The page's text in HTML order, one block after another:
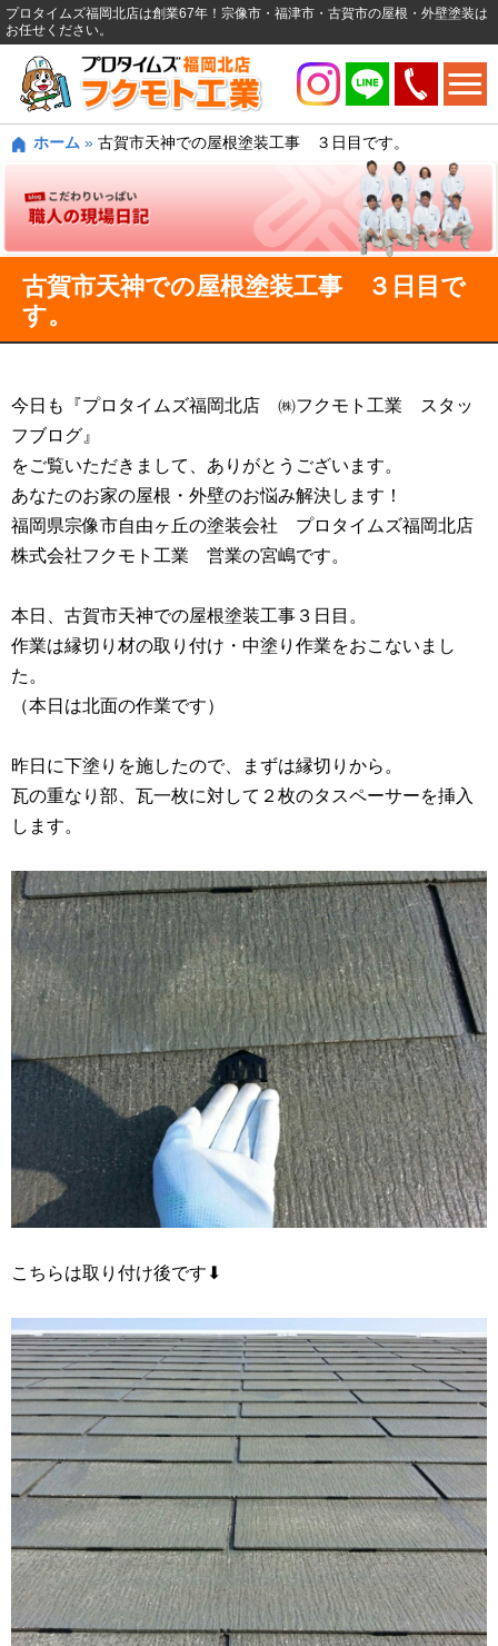
プロタイムズ福岡北店は創業67年！宗像市・福津市・古賀市の屋根・外壁塗装は
お任せください。
ホーム » 古賀市天神での屋根塗装工事 ３日目です。
古賀市天神での屋根塗装工事 ３日目で
す。
今日も『プロタイムズ福岡北店 ㈱フクモト工業 スタッ
フブログ』
をご覧いただきまして、ありがとうございます。
あなたのお家の屋根・外壁のお悩み解決します！
福岡県宗像市自由ヶ丘の塗装会社 プロタイムズ福岡北店
株式会社フクモト工業 営業の宮嶋です。
本日、古賀市天神での屋根塗装工事３日目。
作業は縁切り材の取り付け・中塗り作業をおこないまし
た。
（本日は北面の作業です）
昨日に下塗りを施したので、まずは縁切りから。
瓦の重なり部、瓦一枚に対して２枚のタスペーサーを挿入
します。
こちらは取り付け後です⬇